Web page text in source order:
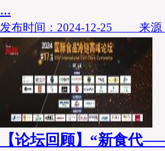
...
发布时间：2024-12-25 来源
【论坛回顾】“新食代